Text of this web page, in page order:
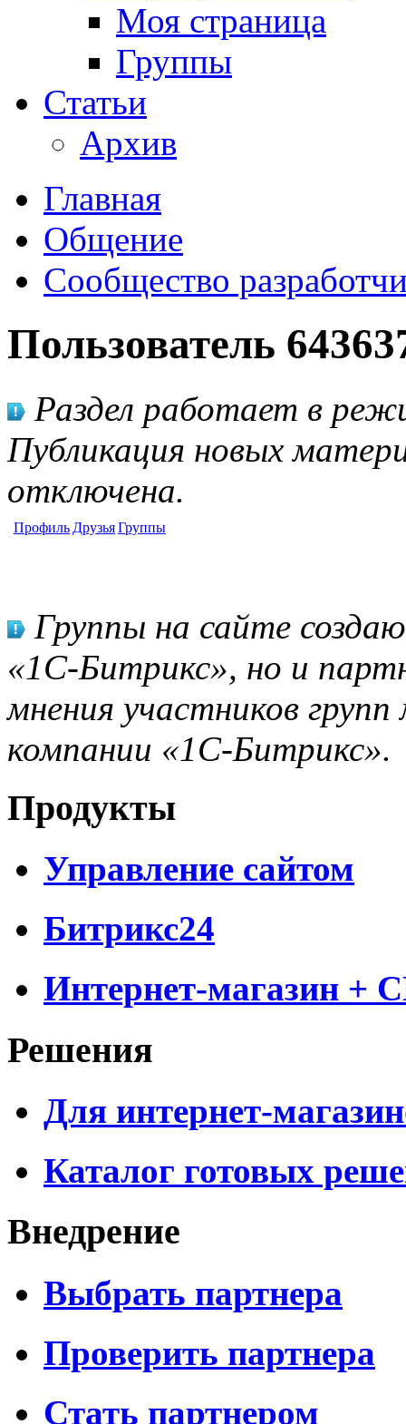
Моя страница
Группы
Статьи
Архив
Главная
Общение
Сообщество
Пользователь
Раздел работает в
Публикация новых
отключена.
Профиль ДрузьяГруппы
Группы на сайте
«1С-Битрикс», но и
мнения участников
компании «1С-Битрикс».
Продукты
Управление сайтом
Битрикс24
Интернет-магазин +
Решения
Для интернет-
Каталог готовых
Внедрение
Выбрать партнера
Проверить партнера
Стать партнером